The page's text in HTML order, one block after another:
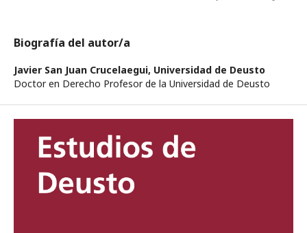
Biografía del autor/a
Javier San Juan Crucelaegui, Universidad de Deusto
Doctor en Derecho Profesor de la Universidad de Deusto